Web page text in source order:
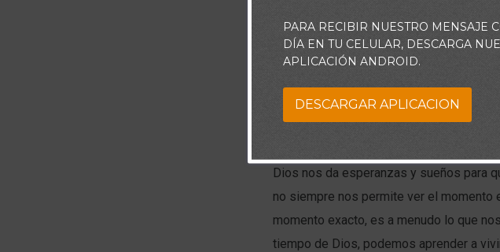
Dios nos da esperanzas y sueños para
no siempre nos permite ver el momento
momento exacto, es a menudo lo que
tiempo de Dios, podemos aprender a
PARA RECIBIR NUESTRO MENSAJE
DÍA EN TU CELULAR, DESCARGA
APLICACIÓN ANDROID.
DESCARGAR APLICACION